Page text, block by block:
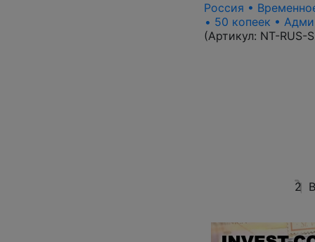
Россия •
• 50 копеек •
(Артикул: NT-RUS-
2